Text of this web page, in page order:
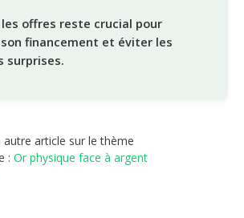
les offres reste crucial pour
financement et éviter les
surprises.
autre article sur le thème
: Or physique face à argent